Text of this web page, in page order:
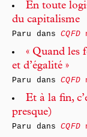
En toute
du capitalisme
Paru dansCQFD
« Quand les
et d’égalité »
Paru dansCQFD
Et à la fin,
presque)
Paru dansCQFD